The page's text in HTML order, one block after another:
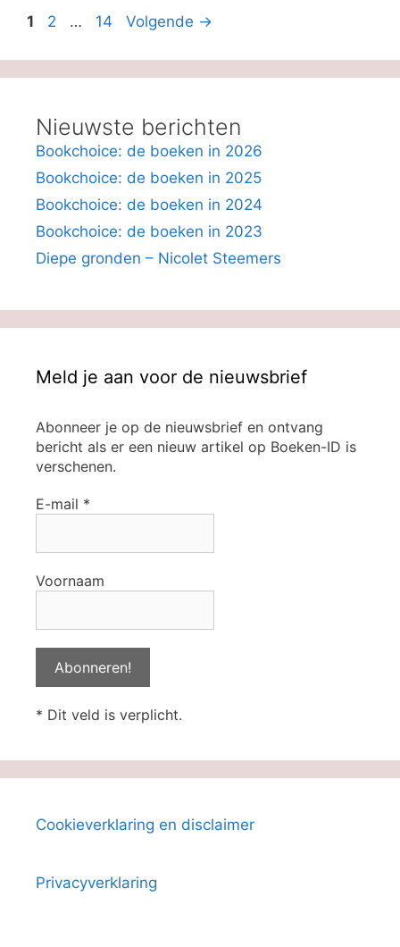
Pagina
1 Pagina
2 … Pagina
14 Volgende →
Nieuwste berichten
Bookchoice: de boeken in 2026
Bookchoice: de boeken in 2025
Bookchoice: de boeken in 2024
Bookchoice: de boeken in 2023
Diepe gronden – Nicolet Steemers
Meld je aan voor de nieuwsbrief
Abonneer je op de nieuwsbrief en ontvang
bericht als er een nieuw artikel op Boeken-ID is
verschenen.
E-mail *
Voornaam
* Dit veld is verplicht.
Cookieverklaring en disclaimer
Privacyverklaring